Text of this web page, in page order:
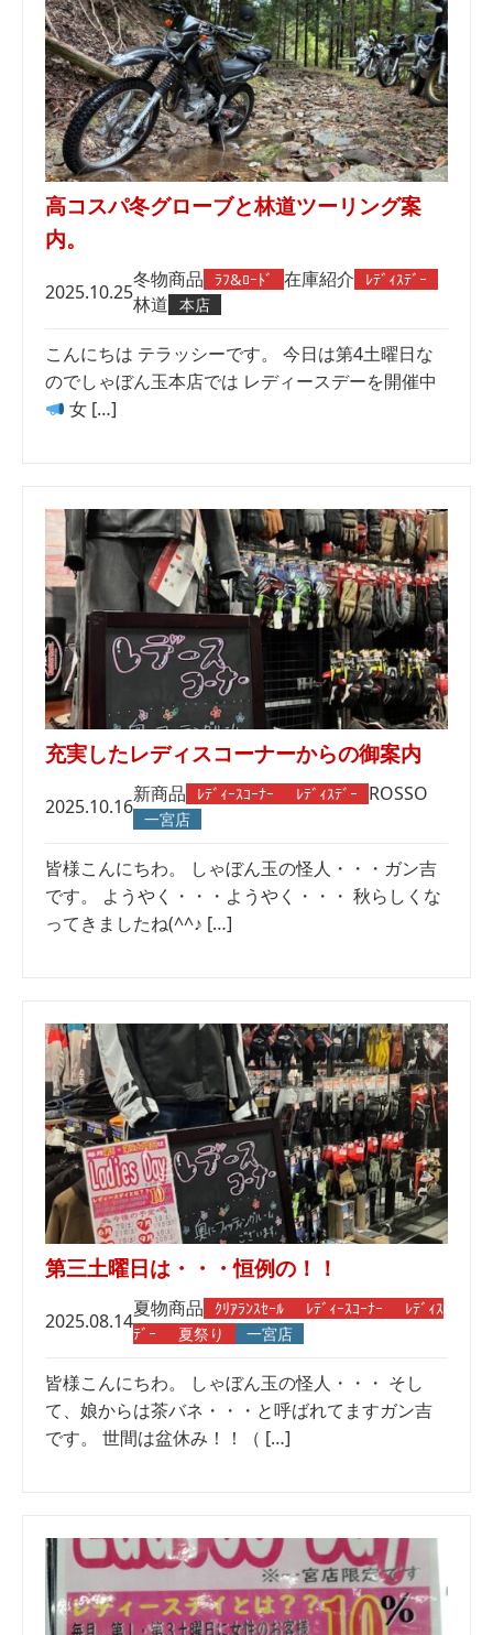
高コスパ冬グローブと林道ツーリング案
内。
2025.10.25
冬物商品 ﾗﾌ&ﾛｰﾄﾞ 在庫紹介 ﾚﾃﾞｨｽﾃﾞｰ
林道 本店
こんにちは テラッシーです。 今日は第4土曜日な
のでしゃぼん玉本店では レディースデーを開催中
女 […]
充実したレディスコーナーからの御案内
2025.10.16
新商品 ﾚﾃﾞｨｰｽｺｰﾅｰ ﾚﾃﾞｨｽﾃﾞｰ ROSSO
一宮店
皆様こんにちわ。 しゃぼん玉の怪人・・・ガン吉
です。 ようやく・・・ようやく・・・ 秋らしくな
ってきましたね(^^♪ […]
第三土曜日は・・・恒例の！！
2025.08.14
夏物商品 ｸﾘｱﾗﾝｽｾｰﾙ ﾚﾃﾞｨｰｽｺｰﾅｰ
ﾚﾃﾞｨｽ
ﾃﾞｰ
夏祭り 一宮店
皆様こんにちわ。 しゃぼん玉の怪人・・・ そし
て、娘からは茶バネ・・・と呼ばれてますガン吉
です。 世間は盆休み！！（ […]